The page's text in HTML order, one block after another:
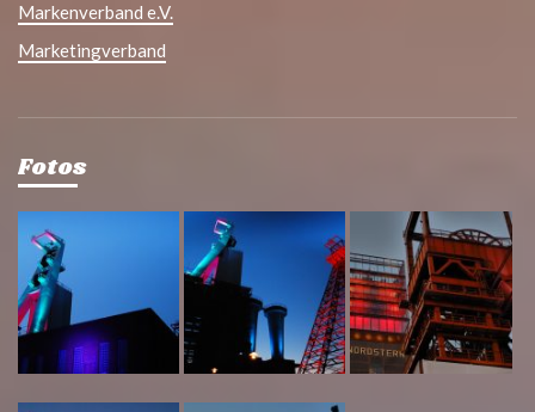
Markenverband e.V.
Marketingverband
Fotos